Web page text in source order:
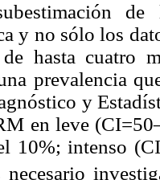
y no sólo los
hasta cuatro
prevalencia
y
en leve
10%; intenso
necesario